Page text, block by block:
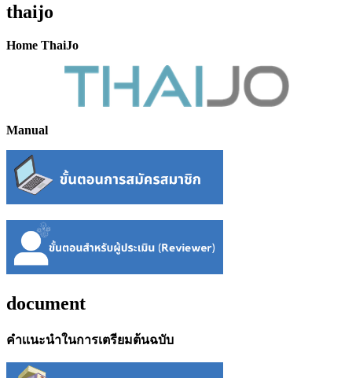
thaijo
Home ThaiJo
Manual
document
คำเเนะนำในการเตรียมต้นฉบับ